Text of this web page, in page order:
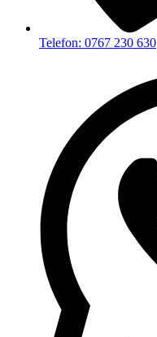
Telefon: 0767 230 630